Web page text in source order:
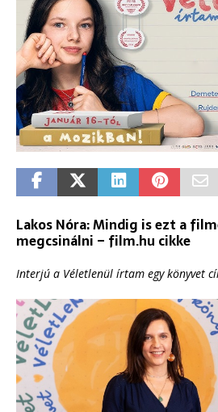
Lakos Nóra: Mindig is ezt a
megcsinálni – film.hu cikke
Interjú a Véletlenül írtam egy könyvet